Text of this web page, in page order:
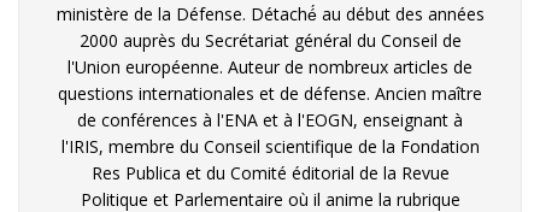
ministère de la Défense. Détaché́ au début des années
2000 auprès du Secrétariat général du Conseil de
l'Union européenne. Auteur de nombreux articles de
questions internationales et de défense. Ancien maître
de conférences à l'ENA et à l'EOGN, enseignant à
l'IRIS, membre du Conseil scientifique de la Fondation
Res Publica et du Comité éditorial de la Revue
Politique et Parlementaire où il anime la rubrique